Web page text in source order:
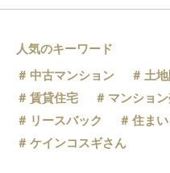
北小松駅
びわ湖浜大津駅
島ノ関駅
石場駅
錦駅
人気のキーワード
中古マンション
土
賃貸住宅
マンショ
リースバック
住ま
ケインコスギさん